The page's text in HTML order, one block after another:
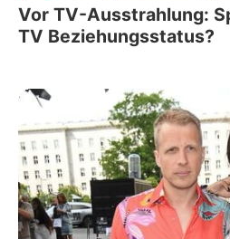
Vor TV-Ausstrahlung:
TV Beziehungsstatus?